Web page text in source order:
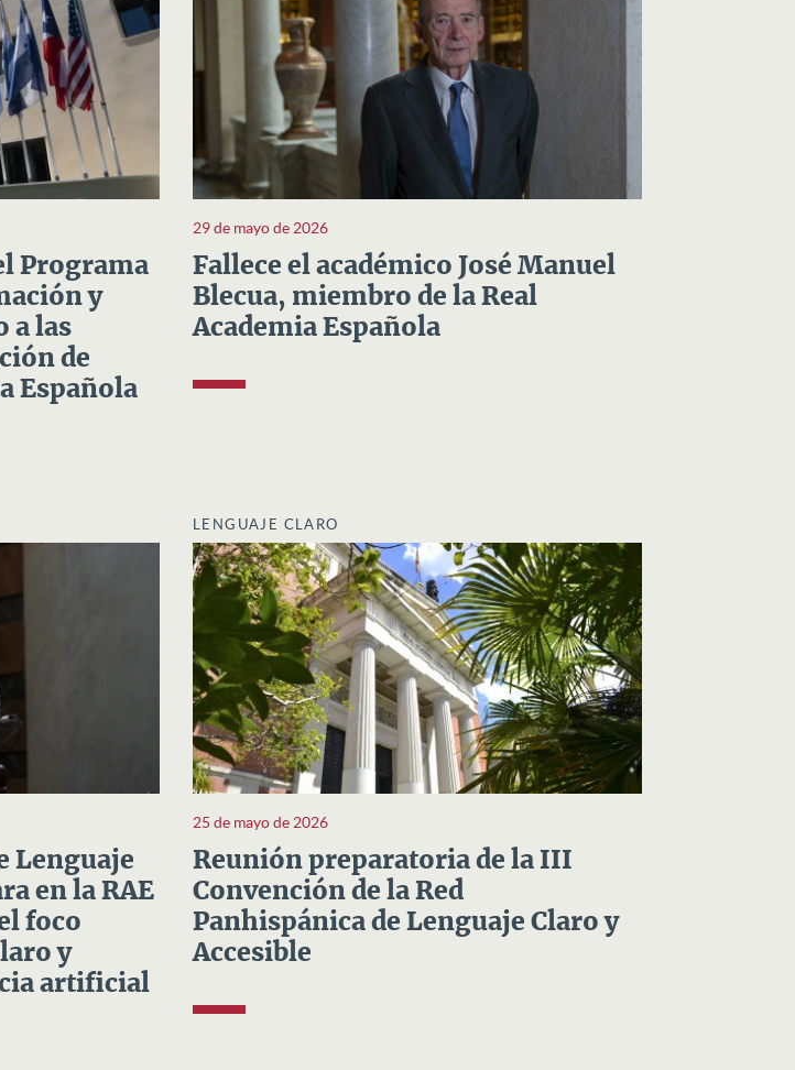
Programa
y
a las
de
Española
29 de mayo de 2026
Fallece el académico José Manuel
Blecua, miembro de la Real
Academia Española
Lenguaje
en la RAE
foco
y
artificial
LENGUAJE CLARO
25 de mayo de 2026
Reunión preparatoria de la III
Convención de la Red
Panhispánica de Lenguaje Claro y
Accesible